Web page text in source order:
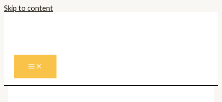
Skip to content